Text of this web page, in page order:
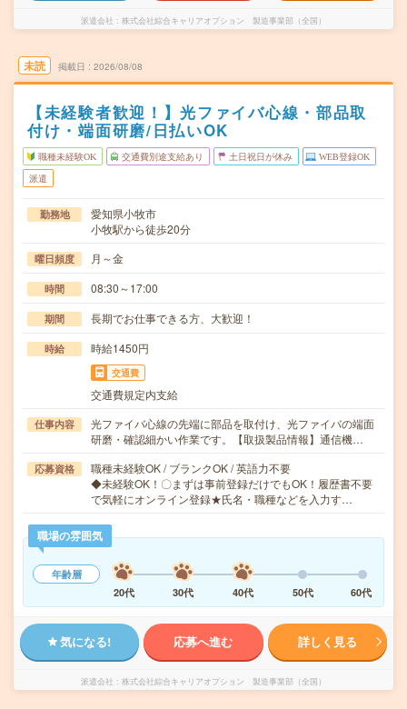
派遣会社 株式会社綜合キャリアオプション 製造事業部（全国）
未読 掲載日 2026/08/08
【未経験者歓迎！】光ファイバ心線・部品取
付け・端面研磨/日払いOK
職種未経験OK 交通費別途支給あり 土日祝日が休み WEB登録OK
派遣
勤務地
愛知県小牧市
小牧駅から徒歩20分
曜日頻度 月～金
時間 08:30～17:00
期間 長期でお仕事できる方、大歓迎！
時給 時給1450円
交通費
交通費規定内支給
仕事内容
光ファイバ心線の先端に部品を取付け、光ファイバの端面
研磨・確認細かい作業です。【取扱製品情報】通信機…
応募資格
職種未経験OK / ブランクOK / 英語力不要
◆未経験OK！〇まずは事前登録だけでもOK！履歴書不要
で気軽にオンライン登録★氏名・職種などを入力す…
職場の雰囲気
年齢層
20代
30代 40代 50代 60代
気になる! 応募へ進む 詳しく見る
派遣会社 株式会社綜合キャリアオプション 製造事業部（全国）